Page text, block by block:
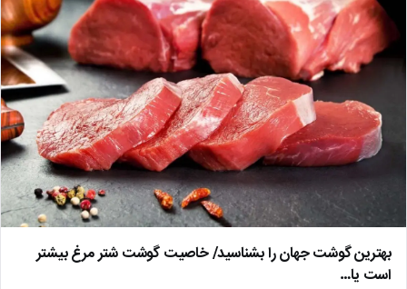
بهترین گوشت جهان را بشناسید/ خاصیت گوشت شتر مرغ بیشتر
است یا…